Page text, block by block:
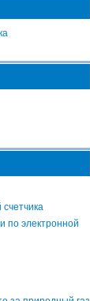
по электронной